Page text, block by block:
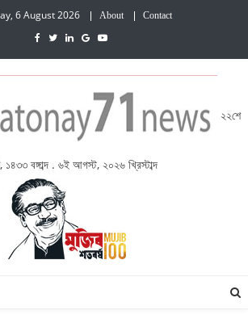
6 August 2026 About Contact
২২শে
১৪৩৩ বঙ্গাব্দ . ৬ই আগস্ট, ২০২৬ খ্রিস্টাব্দ